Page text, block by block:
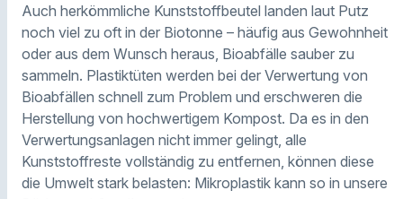
Auch herkömmliche Kunststoffbeutel landen laut Putz
noch viel zu oft in der Biotonne – häufig aus Gewohnheit
oder aus dem Wunsch heraus, Bioabfälle sauber zu
sammeln. Plastiktüten werden bei der Verwertung von
Bioabfällen schnell zum Problem und erschweren die
Herstellung von hochwertigem Kompost. Da es in den
Verwertungsanlagen nicht immer gelingt, alle
Kunststoffreste vollständig zu entfernen, können diese
die Umwelt stark belasten: Mikroplastik kann so in unsere